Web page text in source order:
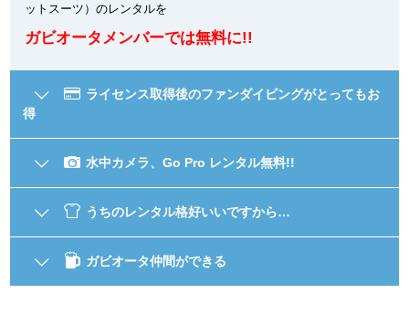
ットスーツ）のレンタルを
ガビオータメンバーでは無料に!!
ライセンス取得後のファンダイビングがとってもお
得
水中カメラ、Go Pro レンタル無料!!
うちのレンタル格好いいですから…
ガビオータ仲間ができる